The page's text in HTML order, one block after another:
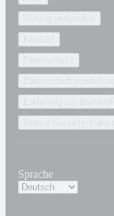
Sprache